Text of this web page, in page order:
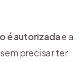
é autorizadae a
precisar ter